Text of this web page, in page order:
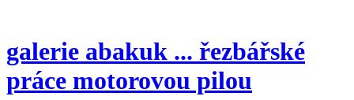
galerie abakuk ... řezbářské
práce motorovou pilou